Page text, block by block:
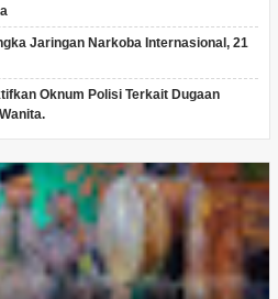
Jaringan Narkoba Internasional, 21
Oknum Polisi Terkait Dugaan